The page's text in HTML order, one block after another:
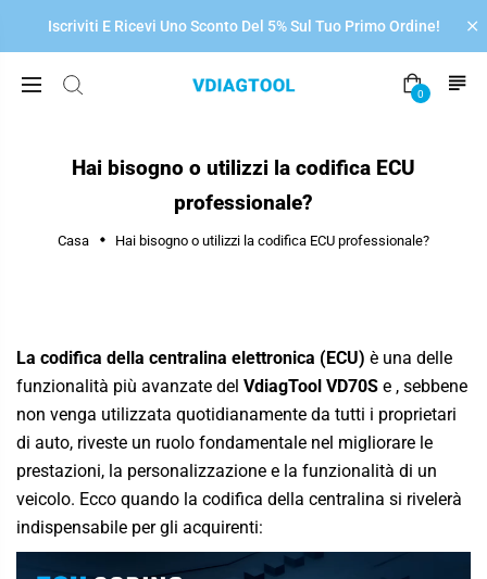
Iscriviti E Ricevi Uno Sconto Del 5% Sul Tuo Primo Ordine!
0
Hai bisogno o utilizzi la codifica ECU
professionale?
Casa Hai bisogno o utilizzi la codifica ECU professionale?
La codifica della centralina elettronica (ECU) è una delle
funzionalità più avanzate del VdiagTool VD70S e , sebbene
non venga utilizzata quotidianamente da tutti i proprietari
di auto, riveste un ruolo fondamentale nel migliorare le
prestazioni, la personalizzazione e la funzionalità di un
veicolo. Ecco quando la codifica della centralina si rivelerà
indispensabile per gli acquirenti: